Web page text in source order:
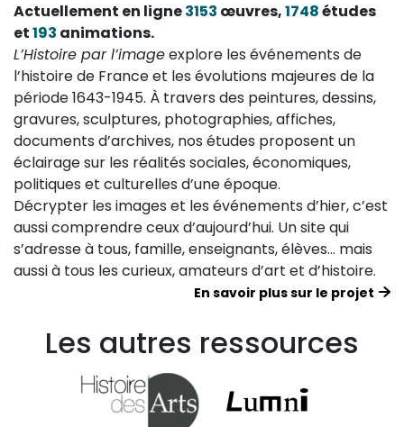
Actuellement en ligne3153 œuvres,1748études
et193 animations.
L’Histoire par l’imageexplore les événements de
l’histoire de France et les évolutions majeures de la
période 1643-1945. À travers des peintures, dessins,
gravures, sculptures, photographies, affiches,
documents d’archives, nos études proposent un
éclairage sur les réalités sociales, économiques,
politiques et culturelles d’une époque.
Décrypter les images et les événements d’hier, c’est
aussi comprendre ceux d’aujourd’hui. Un site qui
s’adresse à tous, famille, enseignants, élèves… mais
aussi à tous les curieux, amateurs d’art et d’histoire.
En savoir plus sur le projet
Les autres ressources